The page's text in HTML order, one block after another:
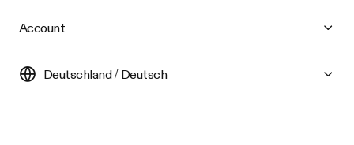
Account
Deutschland / Deutsch